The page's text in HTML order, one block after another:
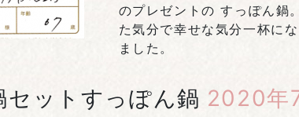
のプレゼントの すっぽん鍋
た気分で幸せな気分一杯に
ました。
すっぽん鍋 2020年